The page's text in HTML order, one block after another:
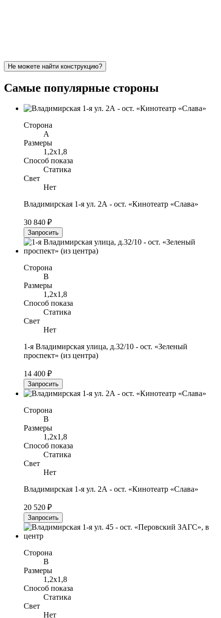
Не можете найти конструкцию?
Самые популярные стороны
Сторона
A
Размеры
1,2x1,8
Способ показа
Статика
Свет
Нет
Владимирская 1-я ул. 2А - ост. «Кинотеатр «Слава»
30 840 ₽
Запросить
Сторона
B
Размеры
1,2x1,8
Способ показа
Статика
Свет
Нет
1-я Владимирская улица, д.32/10 - ост. «Зеленый
проспект» (из центра)
14 400 ₽
Запросить
Сторона
B
Размеры
1,2x1,8
Способ показа
Статика
Свет
Нет
Владимирская 1-я ул. 2А - ост. «Кинотеатр «Слава»
20 520 ₽
Запросить
Сторона
B
Размеры
1,2x1,8
Способ показа
Статика
Свет
Нет